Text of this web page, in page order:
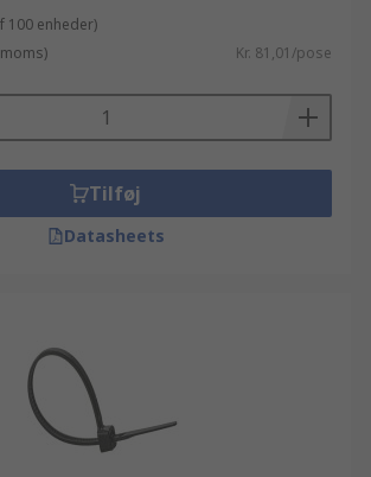
100 enheder)
Kr. 81,01/pose
Tilføj
Datasheets